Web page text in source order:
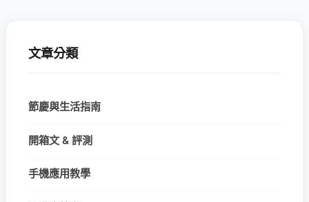
文章分類
節慶與生活指南
開箱文 & 評測
手機應用教學